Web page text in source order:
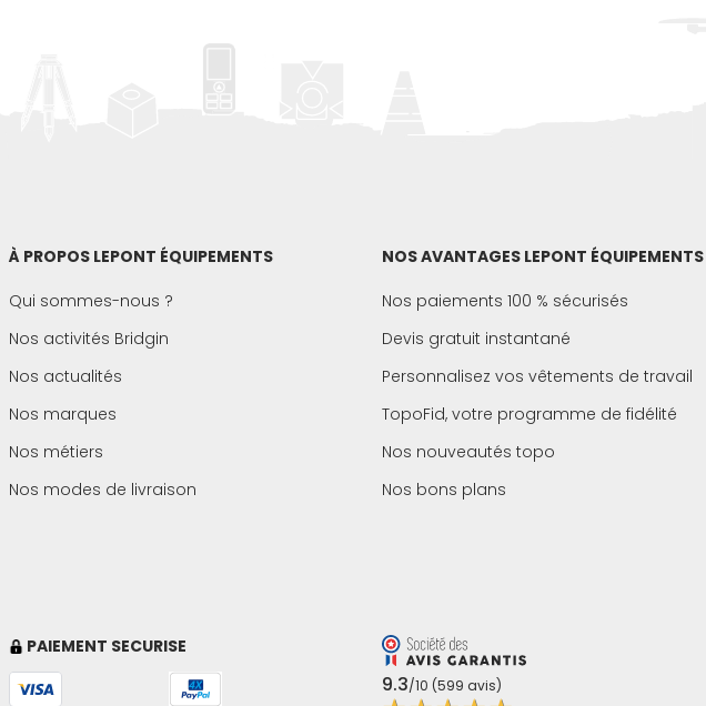
À PROPOS LEPONT ÉQUIPEMENTS
Qui sommes-nous ?
Nos activités Bridgin
Nos actualités
Nos marques
Nos métiers
Nos modes de livraison
NOS AVANTAGES LEPONT ÉQUIPEMENTS
Nos paiements 100 % sécurisés
Devis gratuit instantané
Personnalisez vos vêtements de travail
TopoFid, votre programme de fidélité
Nos nouveautés topo
Nos bons plans
PAIEMENT SECURISE
9.3/10 (599 avis)